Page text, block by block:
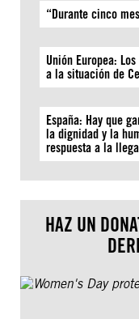
“Durante cinco
Unión Europea:
a la situación de
España: Hay que
la dignidad y la
respuesta a la
HAZ UN